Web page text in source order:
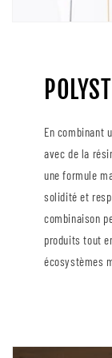
En combinant
avec de la
une formule
solidité et
combinaison
produits tout
écosystèmes